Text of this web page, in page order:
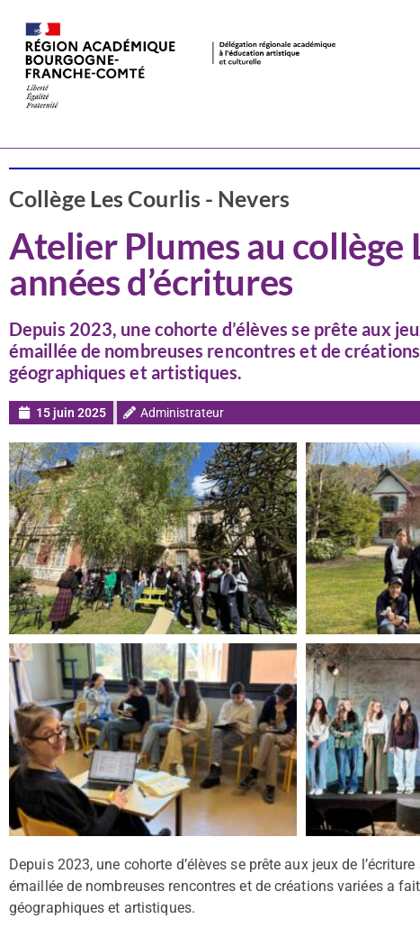
Collège Les Courlis - Nevers
Atelier Plumes au collège
années d’écritures
Depuis 2023, une cohorte d’élèves se prête aux
émaillée de nombreuses rencontres et de
géographiques et artistiques.
15 juin 2025 Administrateur
Depuis 2023, une cohorte d’élèves se prête aux jeux de
émaillée de nombreuses rencontres et de créations variées a
géographiques et artistiques.